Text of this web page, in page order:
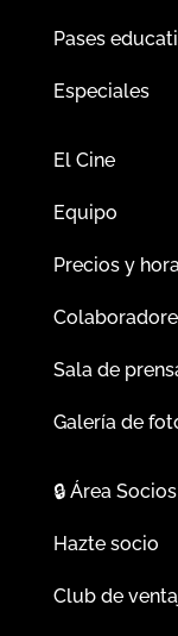
Pases
Especiales
El Cine
Equipo
Precios y
Sala de
Galería de
🔒Área Socios
Hazte socio
Club de